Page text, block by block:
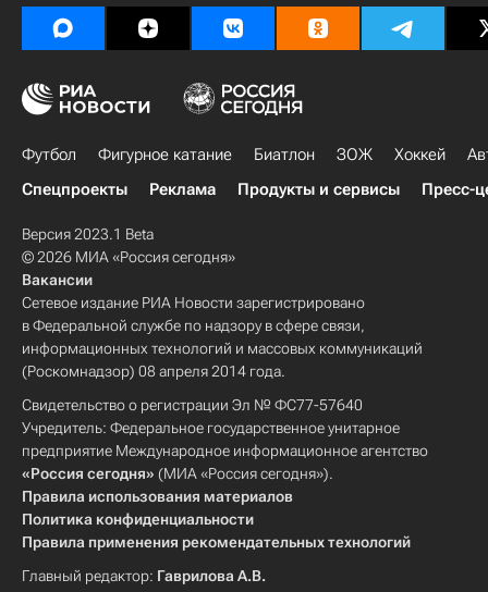
Футбол Фигурное катание Биатлон ЗОЖ Хоккей
Спецпроекты
Реклама Продукты и сервисы Пресс-
Версия 2023.1 Beta
© 2026 МИА «Россия сегодня»
Вакансии
Сетевое издание РИА Новости зарегистрировано
в Федеральной службе по надзору в сфере связи,
информационных технологий и массовых коммуникаций
(Роскомнадзор) 08 апреля 2014 года.
Свидетельство о регистрации Эл № ФС77-57640
Учредитель: Федеральное государственное унитарное
предприятие Международное информационное агентство
«Россия сегодня» (МИА «Россия сегодня»).
Правила использования материалов
Политика конфиденциальности
Правила применения рекомендательных технологий
Главный редактор: Гаврилова А.В.